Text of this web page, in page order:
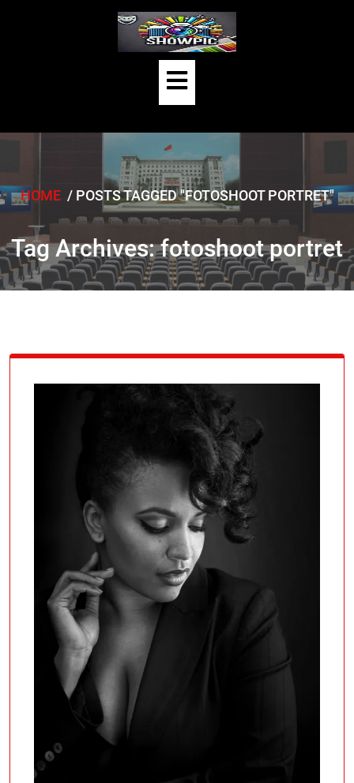
Open
Button
HOME/ POSTS TAGGED "FOTOSHOOT PORTRET"
Tag Archives: fotoshoot portret